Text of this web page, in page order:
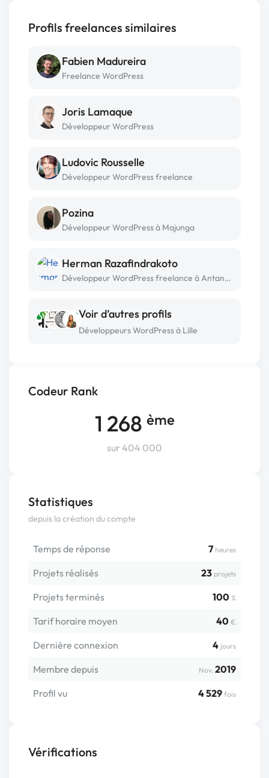
Codeur Rank
1 268 ème
sur 404 000
Statistiques
depuis la création du compte
Temps de réponse 7 heures
Projets réalisés 23 projets
Projets terminés 100 %
Tarif horaire moyen 40 €
Dernière connexion 4 jours
Membre depuis Nov. 2019
Profil vu
4 529 fois
Vérifications
Profils freelances similaires
Fabien Madureira
Freelance WordPress
Joris Lamaque
Développeur WordPress
Ludovic Rousselle
Développeur WordPress freelance
Pozina
Développeur WordPress à Majunga
Herman Razafindrakoto
Développeur WordPress freelance à Antananarivo
Voir d’autres profils
Développeurs WordPress à Lille